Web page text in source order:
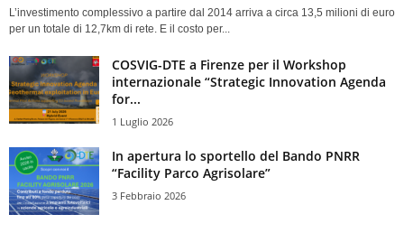
L’investimento complessivo a partire dal 2014 arriva a circa 13,5 milioni di euro
per un totale di 12,7km di rete. E il costo per...
COSVIG-DTE a Firenze per il Workshop
internazionale “Strategic Innovation Agenda
for...
1 Luglio 2026
In apertura lo sportello del Bando PNRR
“Facility Parco Agrisolare”
3 Febbraio 2026